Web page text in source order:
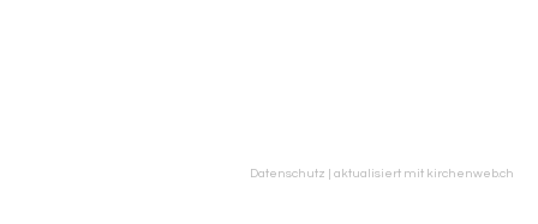
Datenschutz | aktualisiert mit kirchenweb.ch